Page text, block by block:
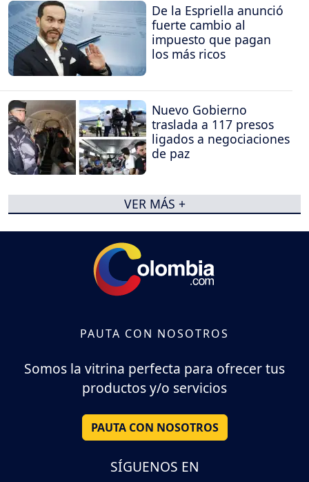
De la Espriella anunció
fuerte cambio al
impuesto que pagan
los más ricos
Nuevo Gobierno
traslada a 117 presos
ligados a negociaciones
de paz
VER MÁS +
PAUTA CON NOSOTROS
Somos la vitrina perfecta para ofrecer tus
productos y/o servicios
PAUTA CON NOSOTROS
SÍGUENOS EN